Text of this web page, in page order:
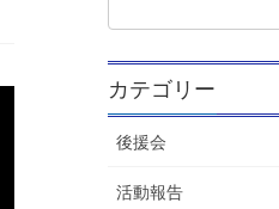
カテゴリー
後援会
活動報告